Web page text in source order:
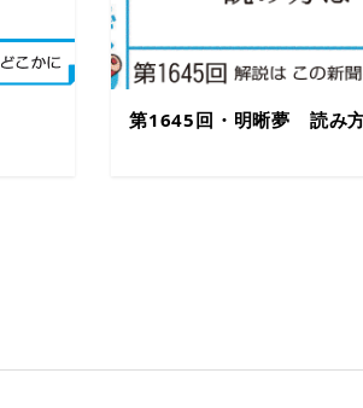
第1645回・明晰夢 読み